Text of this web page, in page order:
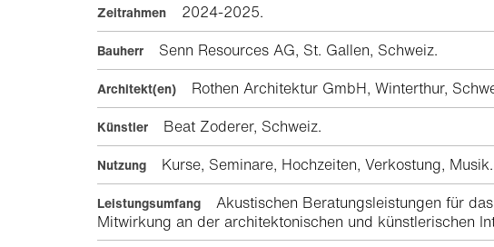
Zeitrahmen 2024-2025.
Bauherr Senn Resources AG, St. Gallen, Schweiz.
Architekt(en) Rothen Architektur GmbH, Winterthur,
Künstler
Beat Zoderer, Schweiz.
Nutzung Kurse, Seminare, Hochzeiten, Verkostung, Musik.
Leistungsumfang
Akustischen Beratungsleistungen für
Mitwirkung an der architektonischen und künstlerischen